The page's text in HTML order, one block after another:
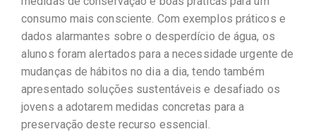
consumo mais consciente. Com exemplos práticos e
dados alarmantes sobre o desperdício de água, os
alunos foram alertados para a necessidade urgente de
mudanças de hábitos no dia a dia, tendo também
apresentado soluções sustentáveis e desafiado os
jovens a adotarem medidas concretas para a
preservação deste recurso essencial.